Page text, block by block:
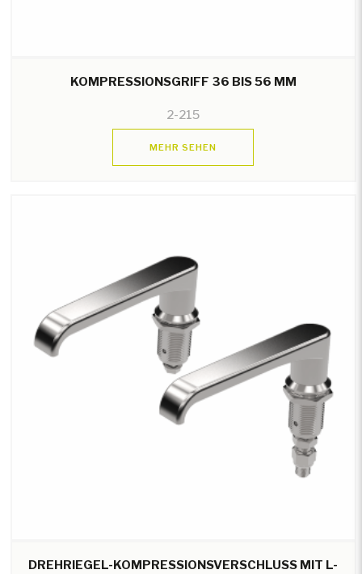
KOMPRESSIONSGRIFF 36 BIS 56 MM
2-215
MEHR SEHEN
DREHRIEGEL-KOMPRESSIONSVERSCHLUSS MIT L-